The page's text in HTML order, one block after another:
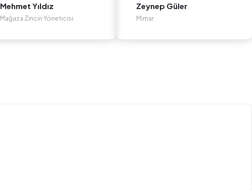
Mehmet Yıldız
Mağaza Zinciri Yöneticisi
Zeynep Güler
Mimar